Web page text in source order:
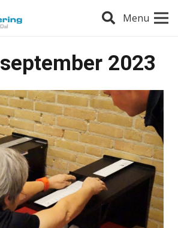
Menu
september 2023